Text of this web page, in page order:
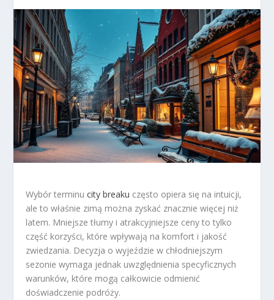
Wybór terminucity breaku często opiera się na intuicji,
ale to właśnie zimą można zyskać znacznie więcej niż
latem. Mniejsze tłumy i atrakcyjniejsze ceny to tylko
część korzyści, które wpływają na komfort i jakość
zwiedzania. Decyzja o wyjeździe w chłodniejszym
sezonie wymaga jednak uwzględnienia specyficznych
warunków, które mogą całkowicie odmienić
doświadczenie podróży.